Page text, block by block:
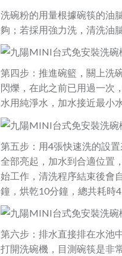
洗碗粉的用量根據碗筷的油
夠；若採用強力洗，清洗油
第四步：推進碗籃，關上洗
閃爍，在此之前已用過一次
水用純淨水，加水接近最小
第五步：用4張快速洗的設
全部亮起，加水到合適位置
始工作，清洗程序結束後會
鐘，烘乾10分鐘，總共耗時
第六步：排水直接排在水池
打開洗碗機，目測碗筷是非